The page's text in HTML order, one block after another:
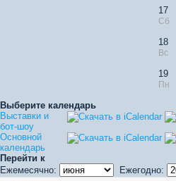
17
Сб
18
Вс
19
Пн
Выберите календарь
Выставки и
бот-шоу
Основной
календарь
Перейти к
Ежемесячно:
Ежегодно: